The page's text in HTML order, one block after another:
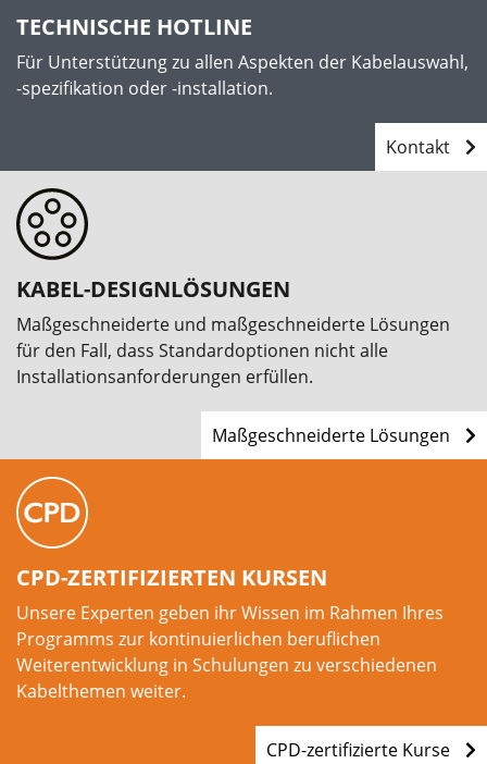
TECHNISCHE HOTLINE
Für Unterstützung zu allen Aspekten der Kabelauswahl,
-spezifikation oder -installation.
Kontakt
KABEL-DESIGNLÖSUNGEN
Maßgeschneiderte und maßgeschneiderte Lösungen
für den Fall, dass Standardoptionen nicht alle
Installationsanforderungen erfüllen.
Maßgeschneiderte Lösungen
CPD-ZERTIFIZIERTEN KURSEN
Unsere Experten geben ihr Wissen im Rahmen Ihres
Programms zur kontinuierlichen beruflichen
Weiterentwicklung in Schulungen zu verschiedenen
Kabelthemen weiter.
CPD-zertifizierte Kurse